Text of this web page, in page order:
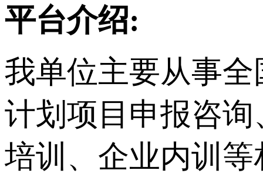
平台介绍:
我单位主要从事全
计划项目申报咨
培训、企业内训